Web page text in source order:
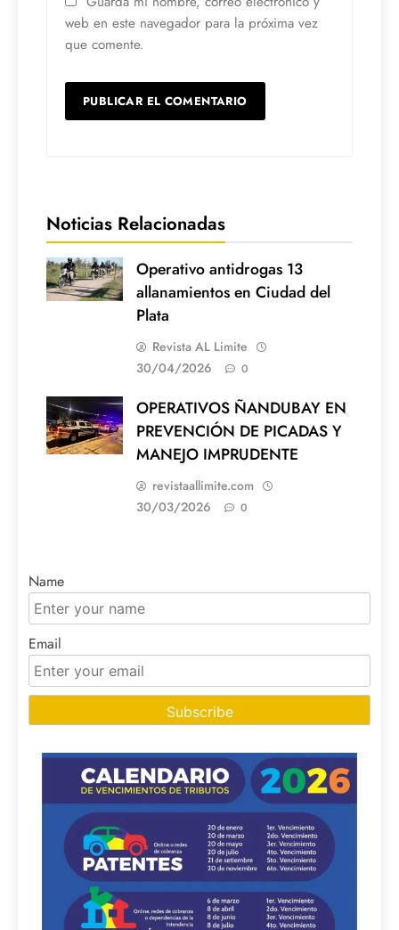
web en este navegador para la próxima vez
que comente.
Noticias Relacionadas
Operativo antidrogas 13
allanamientos en Ciudad del
Plata
Revista AL Limite
30/04/2026
0
OPERATIVOS ÑANDUBAY EN
PREVENCIÓN DE PICADAS Y
MANEJO IMPRUDENTE
revistaallimite.com
30/03/2026
0
Name
Email